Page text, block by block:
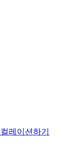
레이션하기